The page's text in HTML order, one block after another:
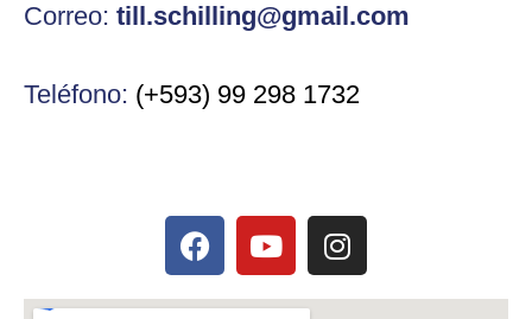
Correo: till.schilling@gmail.com
Teléfono: (+593) 99 298 1732